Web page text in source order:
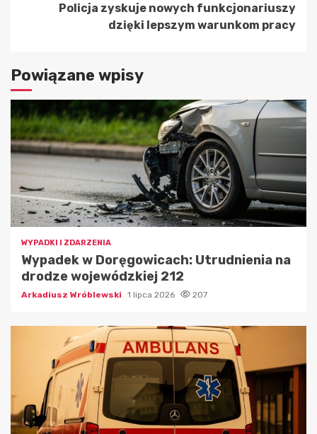
Policja zyskuje nowych funkcjonariuszy
dzięki lepszym warunkom pracy
Powiązane wpisy
WYPADKI I ZDARZENIA
Wypadek w Doręgowicach: Utrudnienia na
drodze wojewódzkiej 212
Arkadiusz Wróblewski 1 lipca 2026 207